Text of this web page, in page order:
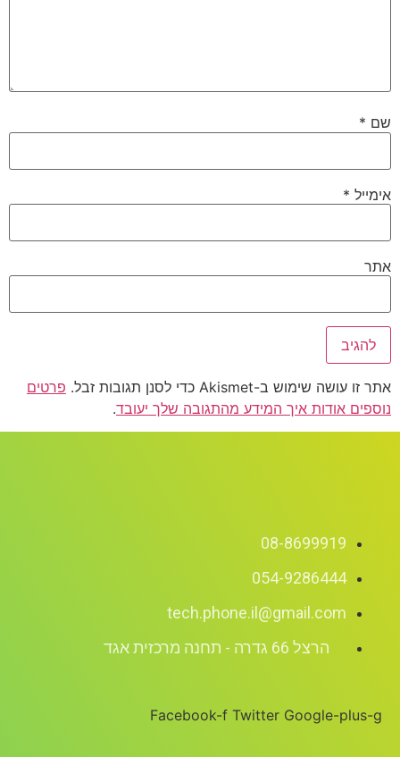
שם *
אימייל *
אתר
אתר זו עושה שימוש ב-Akismet כדי לסנן תגובות זבל.
פרטים
נוספים אודות איך המידע מהתגובה שלך יעובד.
08-8699919
054-9286444
tech.phone.il@gmail.com
הרצל 66 גדרה - תחנה מרכזית אגד
Facebook-f Twitter Google-plus-g